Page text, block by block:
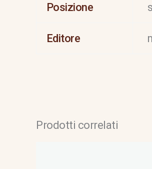
Posizione
Editore
Prodotti correlati